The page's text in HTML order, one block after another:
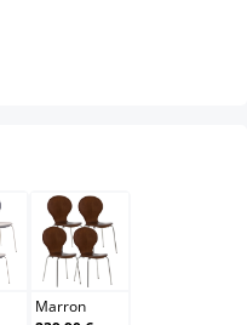
Marron
Marron